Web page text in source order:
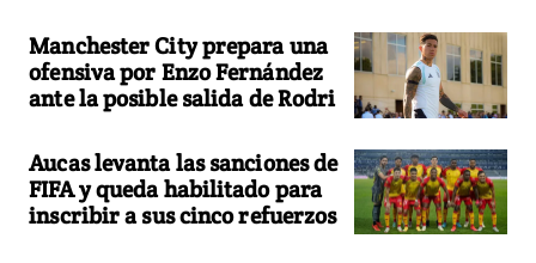
Manchester City prepara una
ofensiva por Enzo Fernández
ante la posible salida de Rodri
Aucas levanta las sanciones de
FIFA y queda habilitado para
inscribir a sus cinco refuerzos